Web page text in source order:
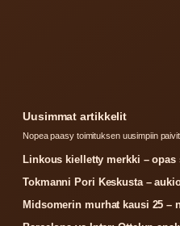
Uusimmat artikkelit
Nopea paasy toimituksen uusimpiin
Linkous kielletty merkki –
Tokmanni Pori Keskusta –
Midsomerin murhat kausi 25 –